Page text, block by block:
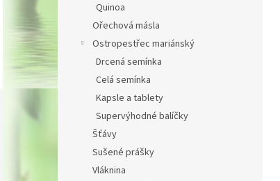
Quinoa
Ořechová másla
Ostropestřec mariánský
Drcená semínka
Celá semínka
Kapsle a tablety
Supervýhodné balíčky
Šťávy
Sušené prášky
Vláknina